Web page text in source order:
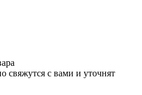
свяжутся с вами и уточнят